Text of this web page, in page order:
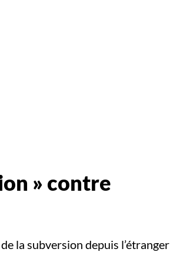
» contre
la subversion depuis l’étranger